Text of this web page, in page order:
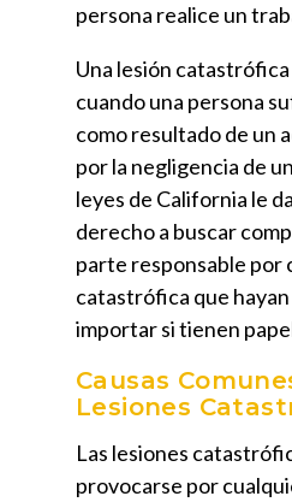
persona realice un
Una lesión
cuando una persona
como resultado de un
por la negligencia de
leyes de California le
derecho a buscar
parte responsable por
catastrófica que
importar si tienen
Causas
Lesiones
Las lesiones
provocarse por